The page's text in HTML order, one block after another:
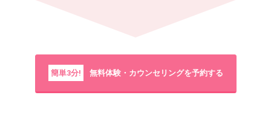
簡単3分! 無料体験・カウンセリングを予約する